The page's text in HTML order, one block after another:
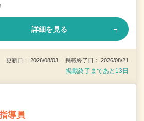
詳細を見る
更新日： 2026/08/03 掲載終了日： 2026/08/21
掲載終了まであと13日
導員